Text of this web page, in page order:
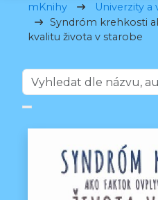
mKnihy
Univerzity a
Syndróm krehkosti
kvalitu života v starobe